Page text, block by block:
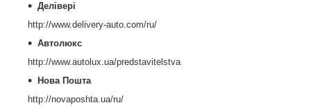
Делівері
http://www.delivery-auto.com/ru/
Автолюкс
http://www.autolux.ua/predstavitelstva
Нова Пошта
http://novaposhta.ua/ru/